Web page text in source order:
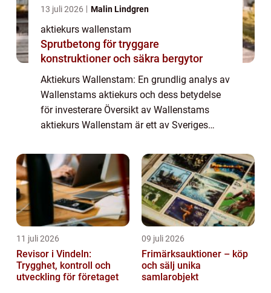
13 juli 2026 Malin Lindgren
aktiekurs wallenstam
Sprutbetong för tryggare
konstruktioner och säkra bergytor
Aktiekurs Wallenstam: En grundlig analys av
Wallenstams aktiekurs och dess betydelse
för investerare Översikt av Wallenstams
aktiekurs Wallenstam är ett av Sveriges
av stor betydelse för både investerare och...
11 juli 2026
Revisor i Vindeln:
Trygghet, kontroll och
utveckling för företaget
09 juli 2026
Frimärksauktioner – köp
och sälj unika
samlarobjekt